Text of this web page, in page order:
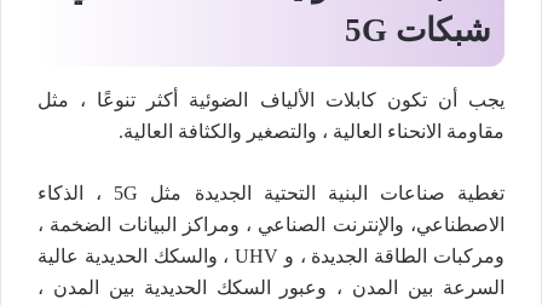
شبكات 5G
يجب أن تكون كابلات الألياف الضوئية أكثر تنوعًا ، مثل
مقاومة الانحناء العالية ، والتصغير والكثافة العالية.
تغطية صناعات البنية التحتية الجديدة مثل 5G ، الذكاء
الاصطناعي، والإنترنت الصناعي ، ومراكز البيانات الضخمة ،
ومركبات الطاقة الجديدة ، و UHV ، والسكك الحديدية عالية
السرعة بين المدن ، وعبور السكك الحديدية بين المدن ،